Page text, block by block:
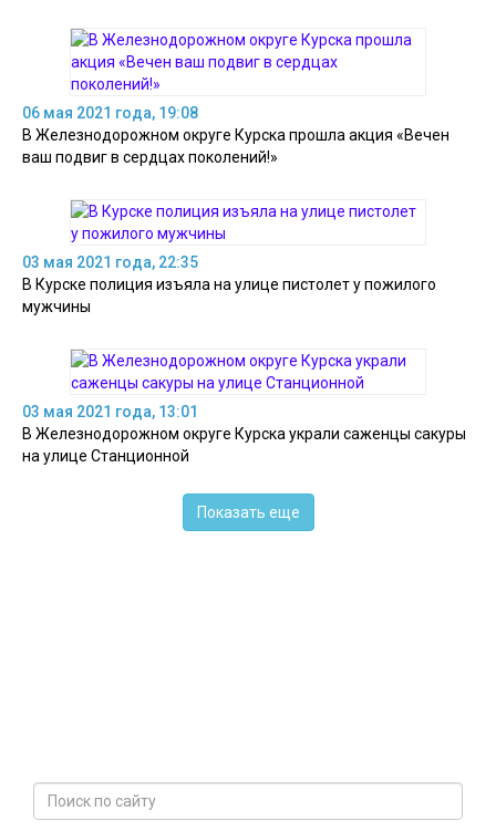
06 мая 2021 года, 19:08
В Железнодорожном округе Курска прошла акция «Вечен
ваш подвиг в сердцах поколений!»
03 мая 2021 года, 22:35
В Курске полиция изъяла на улице пистолет у пожилого
мужчины
03 мая 2021 года, 13:01
В Железнодорожном округе Курска украли саженцы сакуры
на улице Станционной
Показать еще